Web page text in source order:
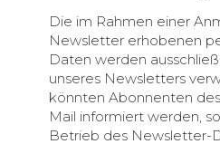
Die im Rahmen einer
Newsletter erhobenen
Daten werden
unseres Newsletters
könnten Abonnenten
Mail informiert werden,
Betrieb des Newsletter-